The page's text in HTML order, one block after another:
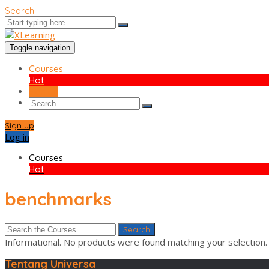
Search
Toggle navigation
Courses
Hot
Sign up
Log in
Courses
Hot
benchmarks
Search
for:
Informational. No products were found matching your selection.
Tentang Universa